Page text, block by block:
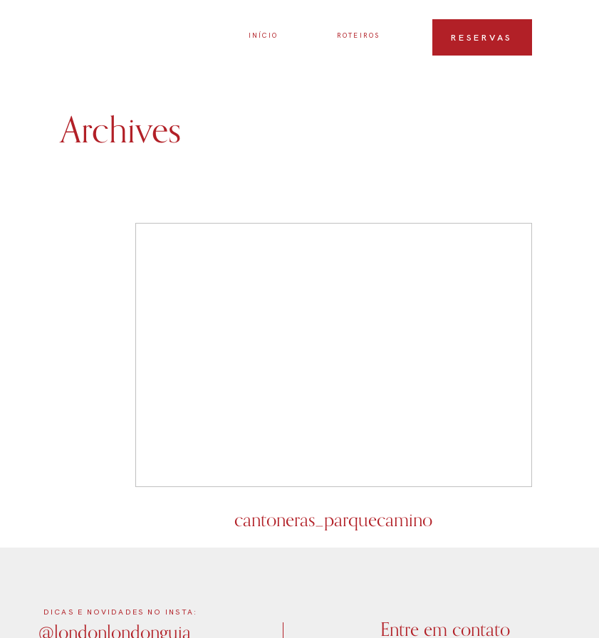
INÍCIO ROTEIROS RESERVAS
Archives
cantoneras_parquecamino
DICAS E NOVIDADES NO INSTA:
Entre em contato
@londonlondonguia